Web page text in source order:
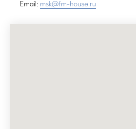
Email: msk@fm-house.ru